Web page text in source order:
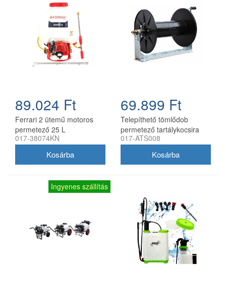
89.024 Ft
Ferrari 2 ütemű motoros
permetező 25 L
nagynyomású bronz
017-38074KN
69.899 Ft
Telepíthető tömlődob
permetező tartálykocsira
tartókerettel, max. 50 bar
017-ATS008
Ingyenes szállítás